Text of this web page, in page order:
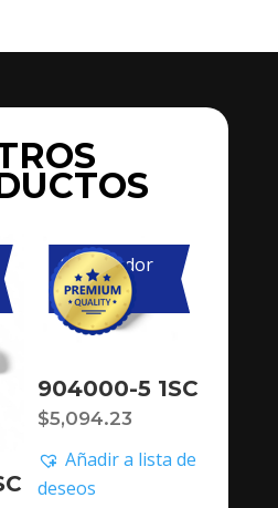
Catalizador
Primario
904000-5 1SC
$5,094.23
Añadir a lista de
deseos